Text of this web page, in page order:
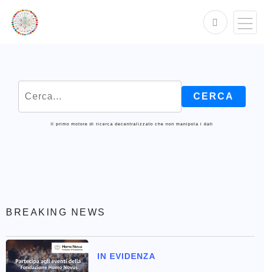
Il primo motore di ricerca decentralizzato che non manipola i dati
BREAKING NEWS
IN EVIDENZA